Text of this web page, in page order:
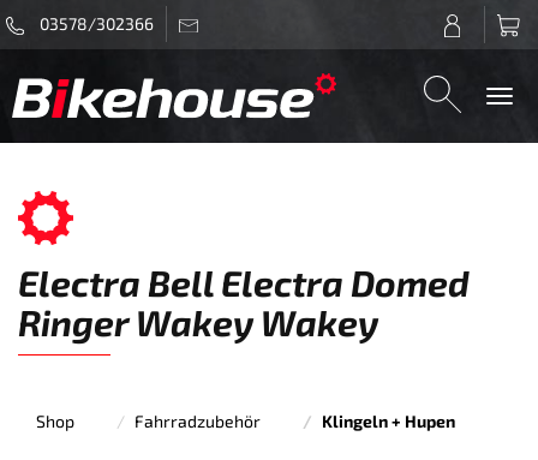
03578/302366
Electra Bell Electra Domed
Ringer Wakey Wakey
Shop Fahrradzubehör Klingeln + Hupen